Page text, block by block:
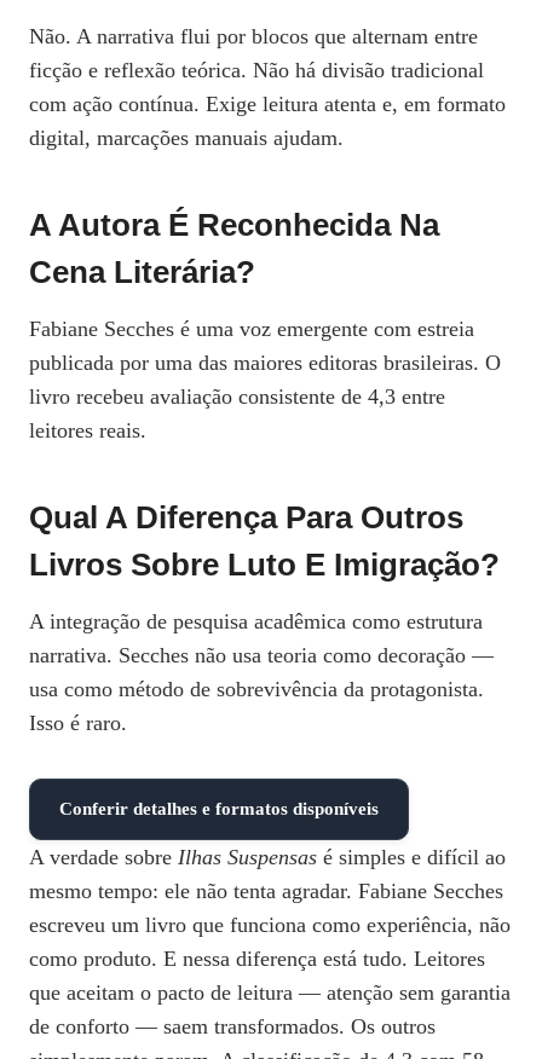
Não. A narrativa flui por blocos que alternam entre
ficção e reflexão teórica. Não há divisão tradicional
com ação contínua. Exige leitura atenta e, em formato
digital, marcações manuais ajudam.
A Autora É Reconhecida Na
Cena Literária?
Fabiane Secches é uma voz emergente com estreia
publicada por uma das maiores editoras brasileiras. O
livro recebeu avaliação consistente de 4,3 entre
leitores reais.
Qual A Diferença Para Outros
Livros Sobre Luto E Imigração?
A integração de pesquisa acadêmica como estrutura
narrativa. Secches não usa teoria como decoração —
usa como método de sobrevivência da protagonista.
Isso é raro.
Conferir detalhes e formatos disponíveis
A verdade sobre Ilhas Suspensas é simples e difícil ao
mesmo tempo: ele não tenta agradar. Fabiane Secches
escreveu um livro que funciona como experiência, não
como produto. E nessa diferença está tudo. Leitores
que aceitam o pacto de leitura — atenção sem garantia
de conforto — saem transformados. Os outros